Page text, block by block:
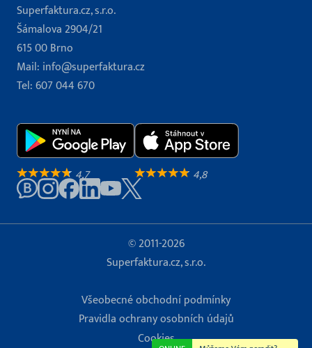
Superfaktura.cz, s.r.o.
Šámalova 2904/21
615 00 Brno
Mail: info@superfaktura.cz
Tel:607 044 670
4,7 4,8
© 2011-2026
Superfaktura.cz, s.r.o.
Všeobecné obchodní podmínky
Pravidla ochrany osobních údajů
Cookies